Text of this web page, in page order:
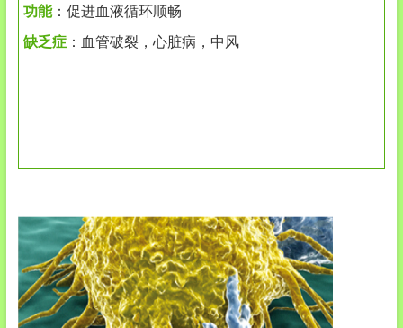
功能：促进血液循环顺畅
缺乏症：血管破裂，心脏病，中风